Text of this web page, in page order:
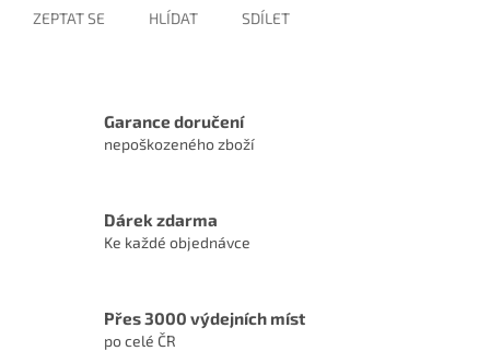
ZEPTAT SE HLÍDAT SDÍLET
Garance doručení
nepoškozeného zboží
Dárek zdarma
Ke každé objednávce
Přes 3000 výdejních míst
po celé ČR